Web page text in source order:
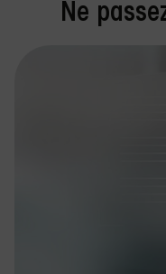
Ne